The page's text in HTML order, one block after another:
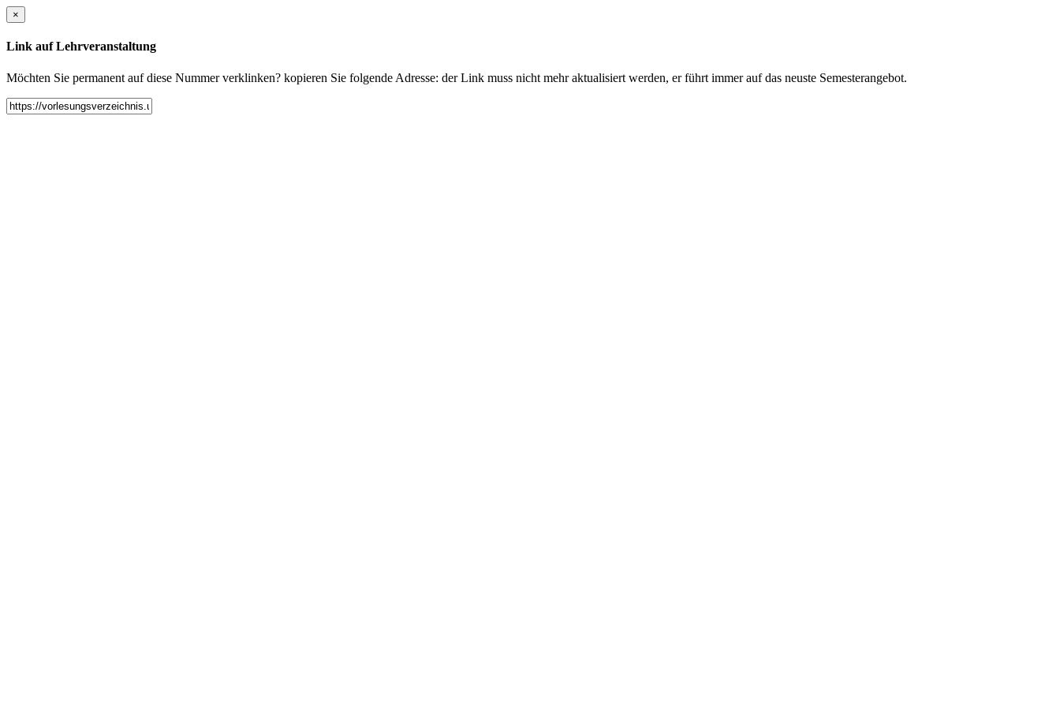
×
Link auf Lehrveranstaltung
Möchten Sie permanent auf diese Nummer verklinken? kopieren Sie folgende Adresse: der Link muss nicht mehr aktualisiert werden, er führt immer auf das neuste Semesterangebot.